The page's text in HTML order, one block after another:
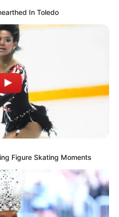
In Toledo
Figure Skating Moments